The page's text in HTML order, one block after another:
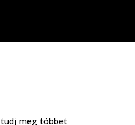
meg többet